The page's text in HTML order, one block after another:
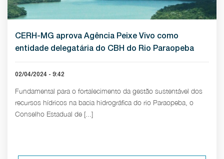
CERH-MG aprova Agência Peixe Vivo como
entidade delegatária do CBH do Rio Paraopeba
02/04/2024 - 9:42
Fundamental para o fortalecimento da gestão sustentável dos
recursos hídricos na bacia hidrográfica do rio Paraopeba, o
Conselho Estadual de [...]